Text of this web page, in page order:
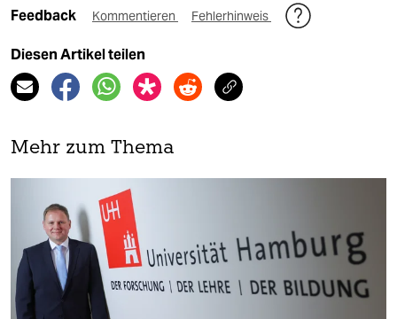
Feedback Kommentieren Fehlerhinweis
Diesen Artikel teilen
Mehr zum Thema